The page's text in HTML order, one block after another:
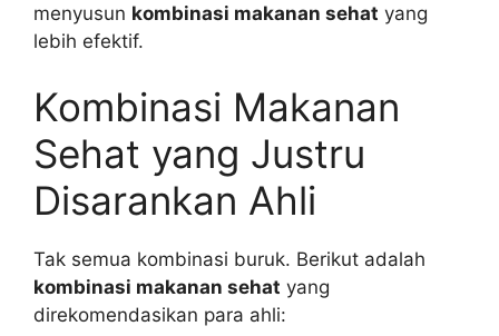
menyusun kombinasi makanan sehat yang
lebih efektif.
Kombinasi Makanan
Sehat yang Justru
Disarankan Ahli
Tak semua kombinasi buruk. Berikut adalah
kombinasi makanan sehat yang
direkomendasikan para ahli: